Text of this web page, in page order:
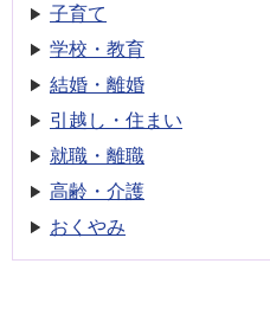
子育て
学校・教育
結婚・離婚
引越し・住まい
就職・離職
高齢・介護
おくやみ